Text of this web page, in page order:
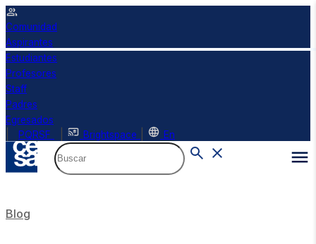
Comunidad
Aspirantes
Estudiantes
Profesores
Staff
Padres
Egresados
PQRSF Brightspace En
Blog